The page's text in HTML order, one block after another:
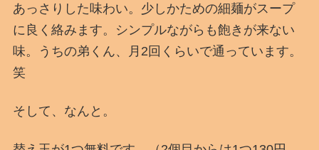
あっさりした味わい。少しかための細麺がスープ
に良く絡みます。シンプルながらも飽きが来ない
味。うちの弟くん、月2回くらいで通っています。
笑
そして、なんと。